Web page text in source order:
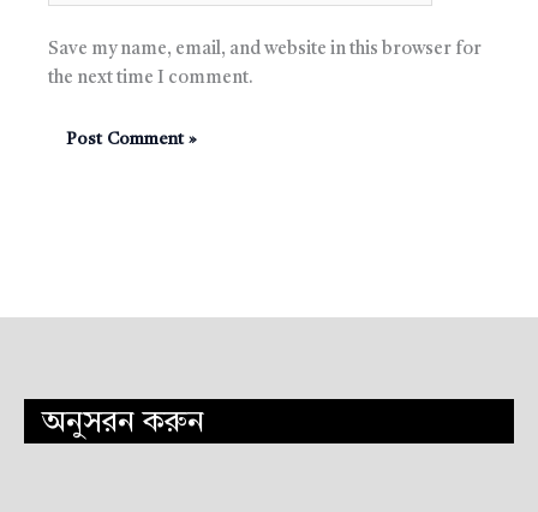
Save my name, email, and website in this browser for
the next time I comment.
অনুসরন করুন